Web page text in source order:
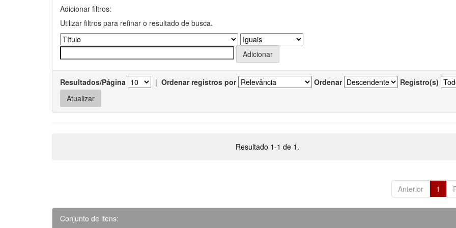
Adicionar filtros:
Utilizar filtros para refinar o resultado de busca.
Resultados/Página | Ordenar registros por Ordenar Registro(s)
Resultado 1-1 de 1.
Anterior 1
Conjunto de itens: